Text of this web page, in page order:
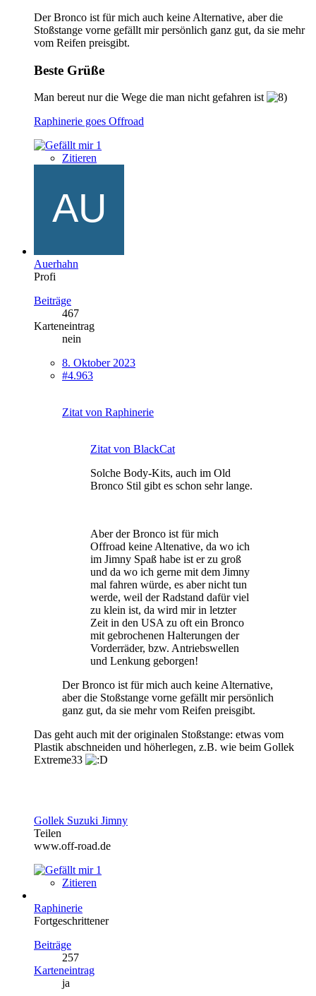
Der Bronco ist für mich auch keine Alternative, aber die
Stoßstange vorne gefällt mir persönlich ganz gut, da sie mehr
vom Reifen preisgibt.
Beste Grüße
Man bereut nur die Wege die man nicht gefahren ist
Raphinerie goes Offroad
1
Zitieren
Auerhahn
Profi
Beiträge
467
Karteneintrag
nein
8. Oktober 2023
#4.963
Zitat von Raphinerie
Zitat von BlackCat
Solche Body-Kits, auch im Old
Bronco Stil gibt es schon sehr lange.
Aber der Bronco ist für mich
Offroad keine Altenative, da wo ich
im Jimny Spaß habe ist er zu groß
und da wo ich gerne mit dem Jimny
mal fahren würde, es aber nicht tun
werde, weil der Radstand dafür viel
zu klein ist, da wird mir in letzter
Zeit in den USA zu oft ein Bronco
mit gebrochenen Halterungen der
Vorderräder, bzw. Antriebswellen
und Lenkung geborgen!
Der Bronco ist für mich auch keine Alternative,
aber die Stoßstange vorne gefällt mir persönlich
ganz gut, da sie mehr vom Reifen preisgibt.
Das geht auch mit der originalen Stoßstange: etwas vom
Plastik abschneiden und höherlegen, z.B. wie beim Gollek
Extreme33
Gollek Suzuki Jimny
Teilen
www.off-road.de
1
Zitieren
Raphinerie
Fortgeschrittener
Beiträge
257
Karteneintrag
ja